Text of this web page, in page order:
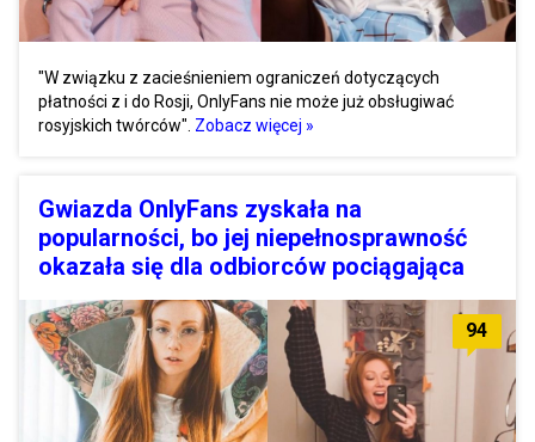
"W związku z zacieśnieniem ograniczeń dotyczących
płatności z i do Rosji, OnlyFans nie może już obsługiwać
rosyjskich twórców". Zobacz więcej »
Gwiazda OnlyFans zyskała na
popularności, bo jej niepełnosprawność
okazała się dla odbiorców pociągająca
94